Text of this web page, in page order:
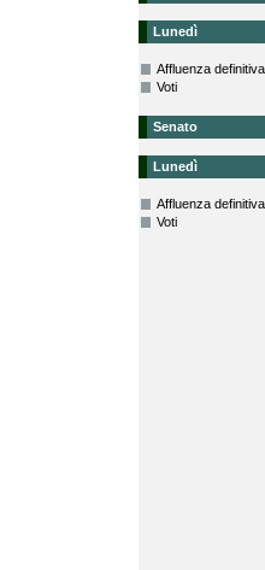
Lunedì
Affluenza definitiva
Voti
Senato
Lunedì
Affluenza definitiva
Voti